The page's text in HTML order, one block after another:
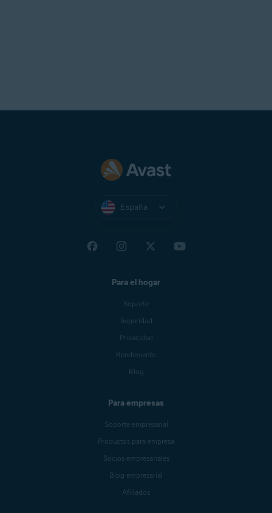
España
Para el hogar
Soporte
Seguridad
Privacidad
Rendimiento
Blog
Para empresas
Soporte empresarial
Productos para empresa
Socios empresariales
Blog empresarial
Afiliados